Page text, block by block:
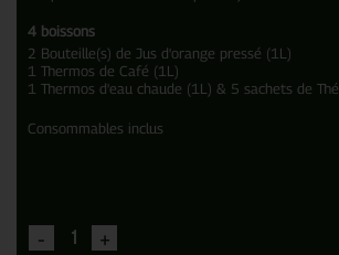
4 boissons
2 Bouteille(s) de Jus d'orange pressé (1L)
1 Thermos de Café (1L)
1 Thermos d'eau chaude (1L) & 5 sachets de Thé
Consommables inclus
- +